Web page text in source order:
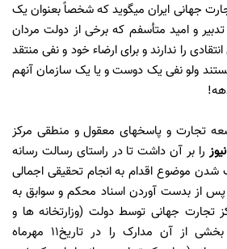
جهانی ایران میگوید که شخصاً بعنوان یک
و امید متأسفم که برخی از دولت مردان
را ندارند و برای ارضاء خود و نفی منتقد
ولو نفی یک دوست و یا یک سازمان آنهم
تجارت و پاسخهای معقول و منطقی مرکز
را بر آن داشت تا در راستای رسالت رسانه
موضوع اقدام به انجام تحقیقی اجمالی
از بدست آوردن اسناد محکم و سوابق به
جهانی توسط دولت (وزارتخانه ها و
سازمان توسعه تجارت)، بخشی از آن مدارک را در تاریخ11 مهرماه